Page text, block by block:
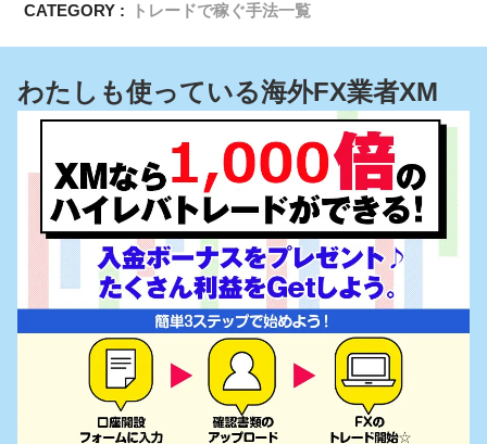
CATEGORY : トレードで稼ぐ手法一覧
わたしも使っている海外FX業者XM